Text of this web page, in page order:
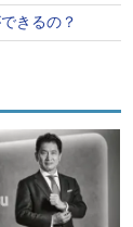
きるの？